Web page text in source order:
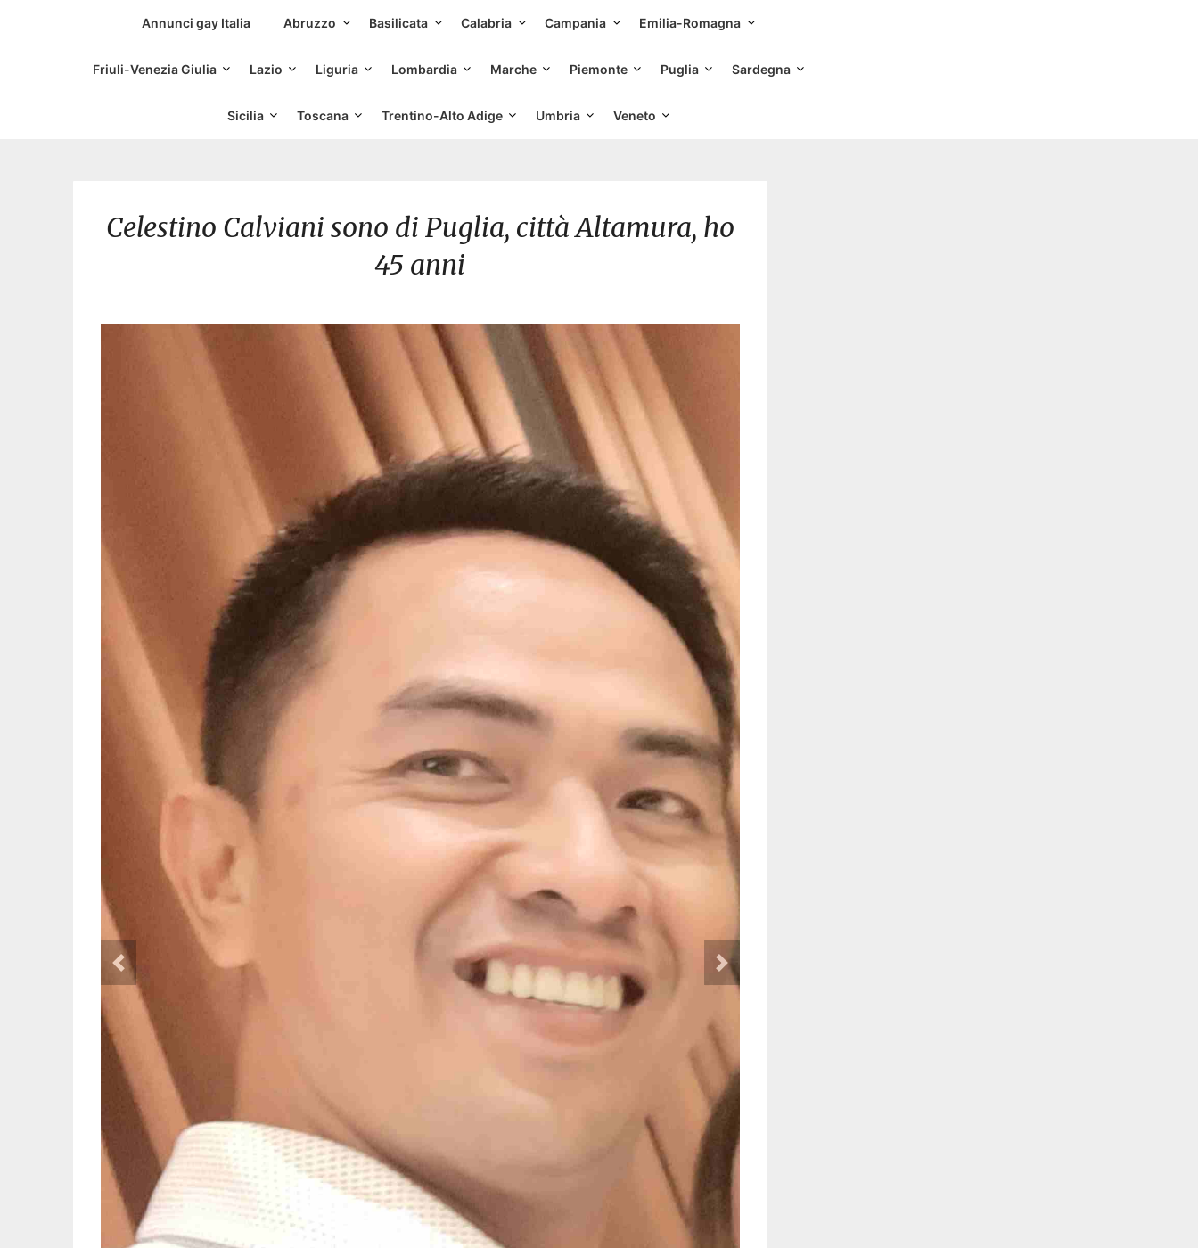
Siti Incontri Gay
Annunci gay Italia Abruzzo Basilicata Calabria Campania Emilia-Romagna
Friuli-Venezia Giulia Lazio Liguria Lombardia Marche Piemonte Puglia Sardegna
Sicilia Toscana Trentino-Alto Adige Umbria Veneto
Celestino Calviani sono di Puglia, città Altamura, ho
45 anni